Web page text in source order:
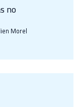
no
Morel